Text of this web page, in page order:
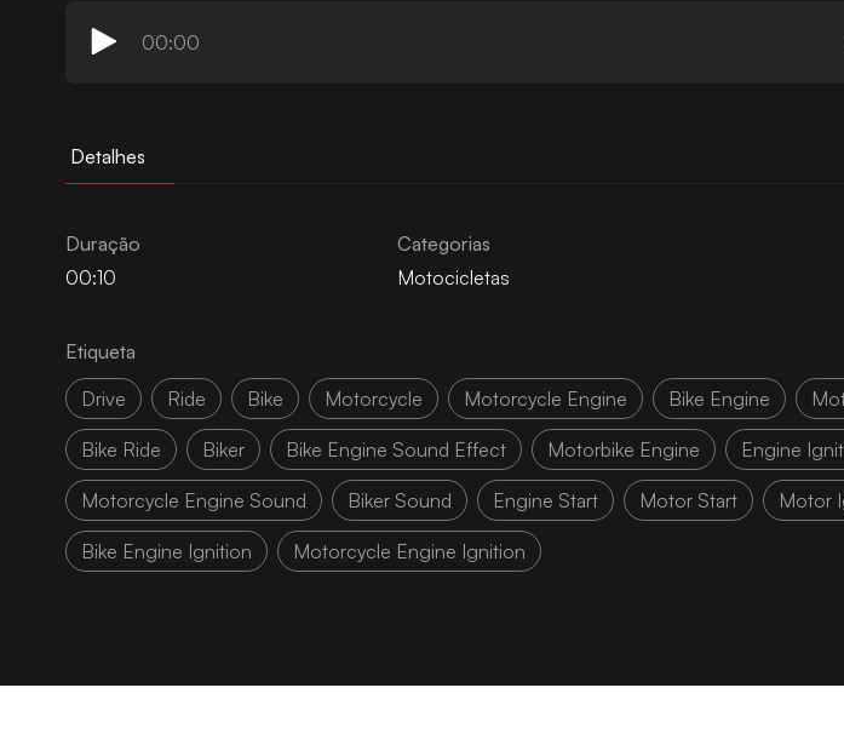
00:00
Detalhes
Duração
00:10
Categorias
Motocicletas
Etiqueta
Drive
Ride Bike Motorcycle Motorcycle Engine Bike Engine
Bike Ride Biker Bike Engine Sound Effect Motorbike Engine Engine
Motorcycle Engine Sound Biker Sound Engine Start Motor Start Motor
Bike Engine Ignition Motorcycle Engine Ignition